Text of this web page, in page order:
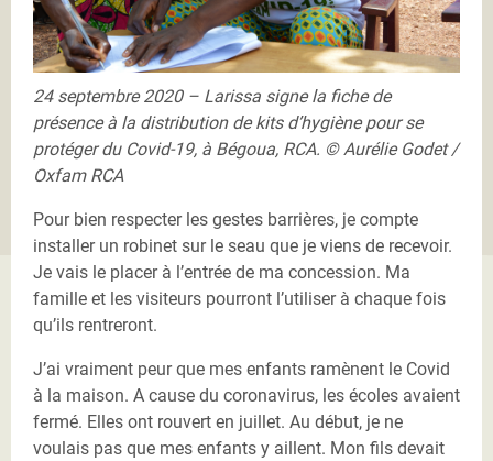
24 septembre 2020 – Larissa signe la fiche de
présence à la distribution de kits d’hygiène pour se
protéger du Covid-19, à Bégoua, RCA. © Aurélie Godet /
Oxfam RCA
Pour bien respecter les gestes barrières, je compte
installer un robinet sur le seau que je viens de recevoir.
Je vais le placer à l’entrée de ma concession. Ma
famille et les visiteurs pourront l’utiliser à chaque fois
qu’ils rentreront.
J’ai vraiment peur que mes enfants ramènent le Covid
à la maison. A cause du coronavirus, les écoles avaient
fermé. Elles ont rouvert en juillet. Au début, je ne
voulais pas que mes enfants y aillent. Mon fils devait